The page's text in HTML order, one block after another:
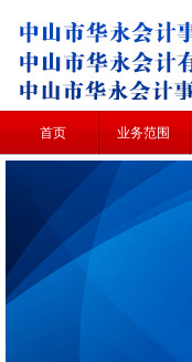
首页 业务范围
1、工商注册、变更、年审、注销
2、代办进出口经营权
3、办理出口退税